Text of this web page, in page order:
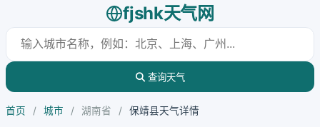
fjshk天气网
查询天气
首页 / 城市 / 湖南省 / 保靖县天气详情